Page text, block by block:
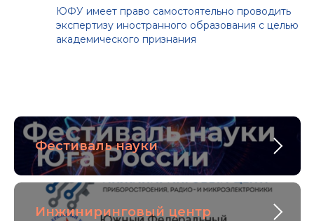
ЮФУ имеет право самостоятельно проводить
экспертизу иностранного образования с целью
академического признания
Фестиваль науки
Инжиниринговый центр